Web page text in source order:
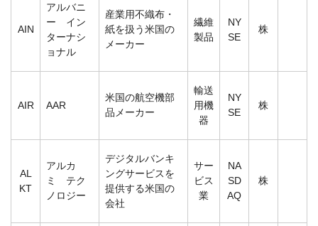
AIN
アルバニ
ー イン
ターナシ
ョナル
産業用不織布・
紙を扱う米国の
メーカー
繊維
製品
NY
SE
株
AIR AAR
米国の航空機部
品メーカー
輸送
用機
器
NY
SE
株
AL
KT
アルカ
ミ テク
ノロジー
デジタルバンキ
ングサービスを
提供する米国の
会社
サー
ビス
業
NA
SD
AQ
株